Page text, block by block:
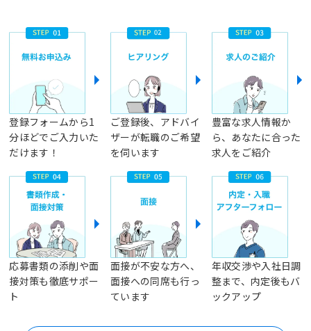
登録フォームから1
分ほどでご入力いた
だけます！
ご登録後、アドバイ
ザーが転職のご希望
を伺います
豊富な求人情報か
ら、あなたに合った
求人をご紹介
応募書類の添削や面
接対策も徹底サポー
ト
面接が不安な方へ、
面接への同席も行っ
ています
年収交渉や入社日調
整まで、内定後もバ
ックアップ